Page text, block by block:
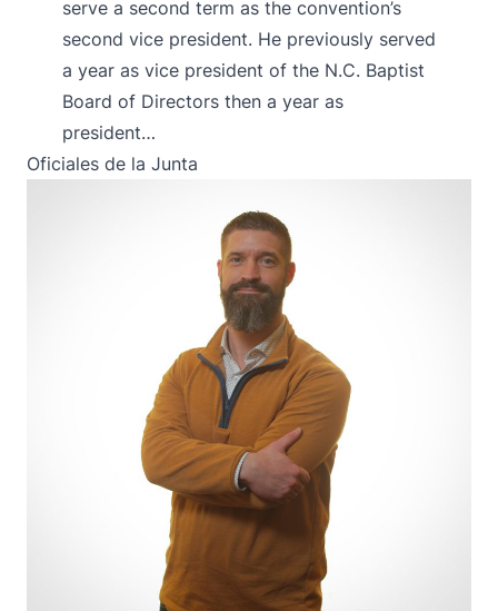
serve a second term as the convention’s
second vice president. He previously served
a year as vice president of the N.C. Baptist
Board of Directors then a year as
president…
Oficiales de la Junta